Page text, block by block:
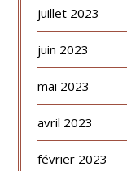
juillet 2023
juin 2023
mai 2023
avril 2023
février 2023